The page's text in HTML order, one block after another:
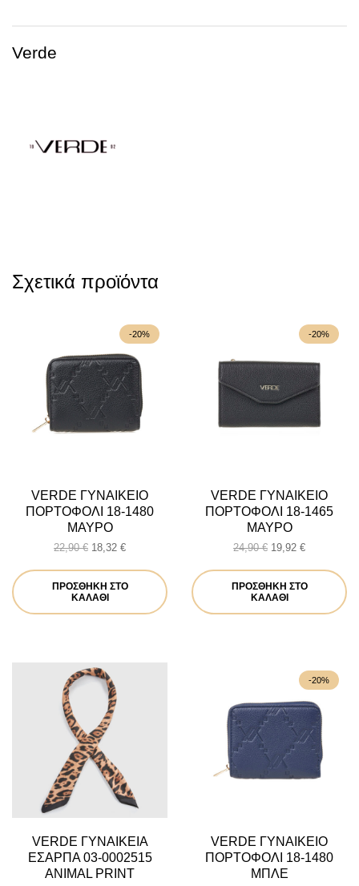
Verde
Σχετικά προϊόντα
-20%
VERDE ΓΥΝΑΙΚΕΙΟ
ΠΟΡΤΟΦΟΛΙ 18-1480
ΜΑΥΡΟ
22,90€ Original
22,90 €.
18,32 €Η
18,32 €.
ΠΡΟΣΘΉΚΗ ΣΤΟ
ΚΑΛΆΘΙ
-20%
VERDE ΓΥΝΑΙΚΕΙΟ
ΠΟΡΤΟΦΟΛΙ 18-1465
ΜΑΥΡΟ
24,90€ Original
24,90 €.
19,92 €Η
19,92 €.
ΠΡΟΣΘΉΚΗ ΣΤΟ
ΚΑΛΆΘΙ
VERDE ΓΥΝΑΙΚΕΙΑ
ΕΣΑΡΠΑ 03-0002515
ANIMAL PRINT
-20%
VERDE ΓΥΝΑΙΚΕΙΟ
ΠΟΡΤΟΦΟΛΙ 18-1480
ΜΠΛΕ